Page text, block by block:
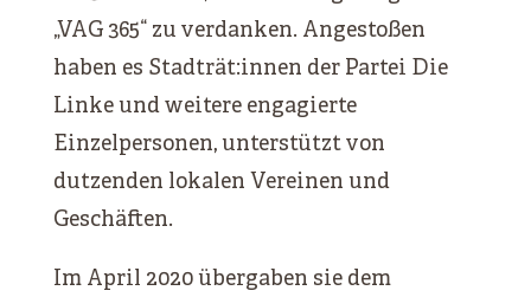
„VAG 365“ zu verdanken. Angestoßen
haben es Stadträt:innen der Partei Die
Linke und weitere engagierte
Einzelpersonen, unterstützt von
dutzenden lokalen Vereinen und
Geschäften.
Im April 2020 übergaben sie dem